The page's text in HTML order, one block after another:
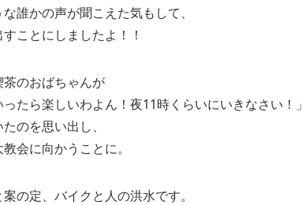
誰かの声が聞こえた気もして、
ことにしましたよ！！
のおばちゃんが
ったら楽しいわよん！夜11時くらいにいきなさい！」
のを思い出し、
会に向かうことに。
の定、バイクと人の洪水です。